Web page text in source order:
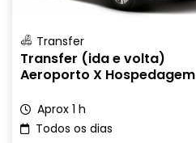
Transfer
Transfer (ida e volta)
Aeroporto X Hospedagem
Aprox 1 h
Todos os dias